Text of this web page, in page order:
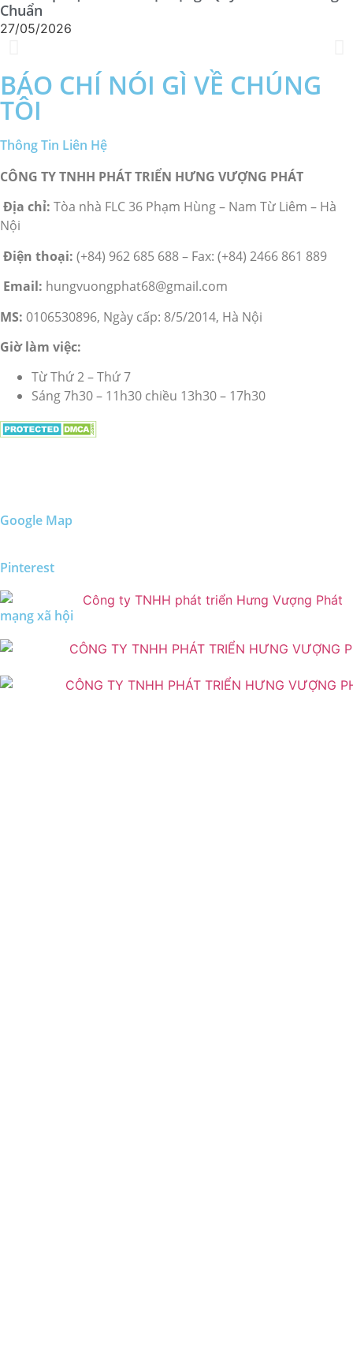
Chuẩn
27/05/2026
BÁO CHÍ NÓI GÌ VỀ CHÚNG
TÔI
Thông Tin Liên Hệ
CÔNG TY TNHH PHÁT TRIỂN HƯNG VƯỢNG PHÁT
Địa chỉ: Tòa nhà FLC 36 Phạm Hùng – Nam Từ Liêm – Hà
Nội
Điện thoại: (+84) 962 685 688 – Fax: (+84) 2466 861 889
Email: hungvuongphat68@gmail.com
MS: 0106530896, Ngày cấp: 8/5/2014, Hà Nội
Giờ làm việc:
Từ Thứ 2 – Thứ 7
Sáng 7h30 – 11h30 chiều 13h30 – 17h30
Google Map
Pinterest
mạng xã hội